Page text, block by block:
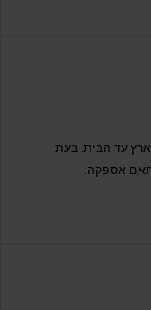
לכל הארץ עד הבית. בעת
אספקה.